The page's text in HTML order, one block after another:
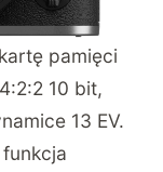
pamięci
10 bit,
13 EV.